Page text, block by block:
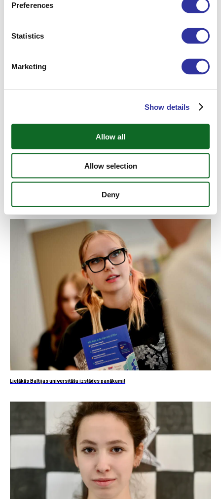
Preferences
Statistics
Marketing
Show details
Allow all
Allow selection
Deny
Iespēja kārtot SAT eksāmenu Ekziperī Starptautiskajā vidusskolā!
Lielākās Baltijas universitāšu izstādes panākumi!